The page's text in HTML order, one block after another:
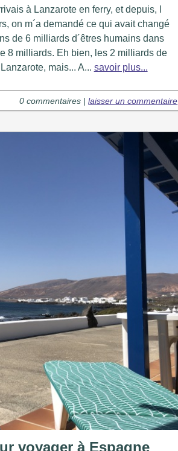
à Lanzarote en ferry, et depuis, l
on m´a demandé ce qui avait changé
de 6 milliards d´êtres humains dans
8 milliards. Eh bien, les 2 milliards de
mais... A... savoir plus...
0 commentaires |laisser un commentaire
voyager à Espagne